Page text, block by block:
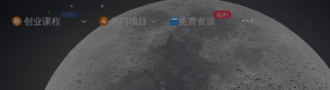
创业课程 NEW 热门项目 免费资源福利